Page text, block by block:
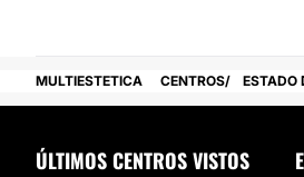
MULTIESTETICA CENTROS ESTADO
ÚLTIMOS CENTROS VISTOS